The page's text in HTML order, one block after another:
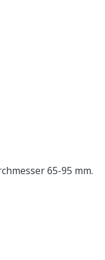
65-95 mm.